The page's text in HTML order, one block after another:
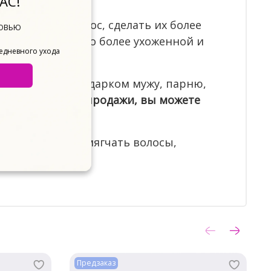
и красоту волос, сделать их более
визуально более ухоженной и
и полезным подарком мужу, парню,
акции и распродажи, вы можете
помогает смягчать волосы,
Предзаказ
ухода